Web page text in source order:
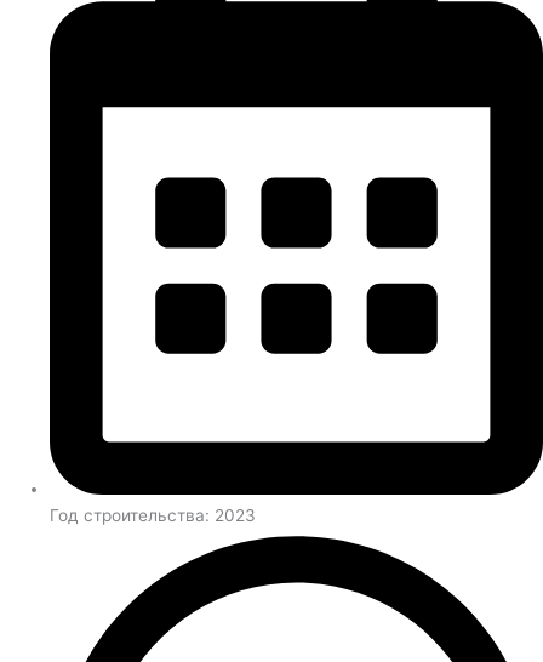
Год строительства: 2023